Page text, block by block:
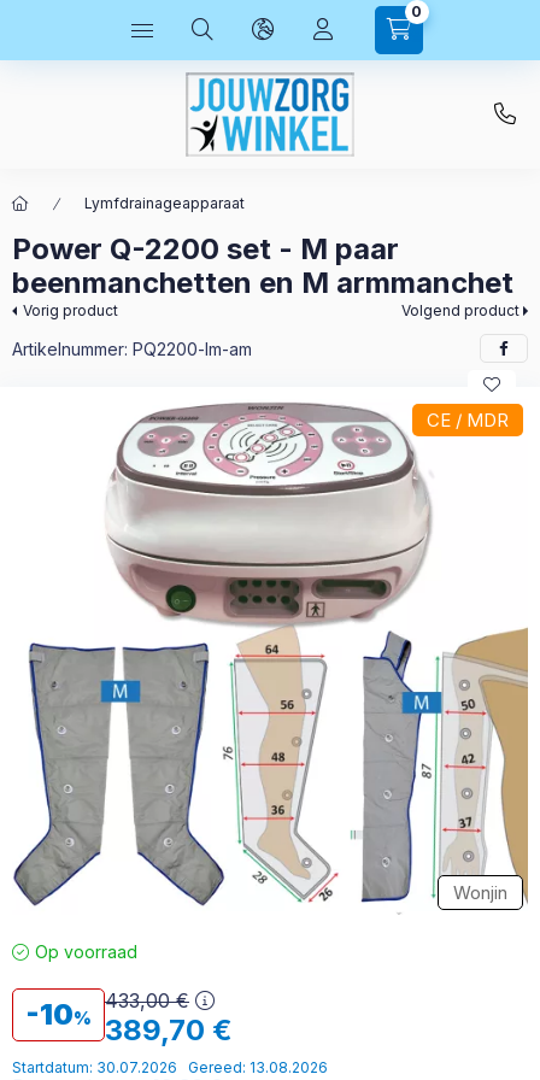
0
Lymfdrainageapparaat
Power Q-2200 set - M paar
beenmanchetten en M armmanchet
Vorig product Volgend product
Artikelnummer: PQ2200-lm-am
CE / MDR
Wonjin
Op voorraad
10 433,00€
389,70 €
Startdatum: 30.07.2026 Gereed: 13.08.2026